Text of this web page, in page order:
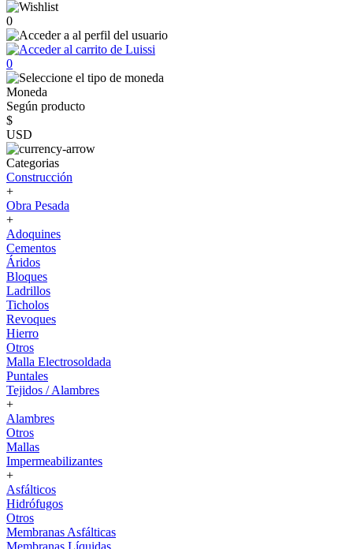
0
0
Moneda
Según producto
$
USD
Categorias
Construcción
+
Obra Pesada
+
Adoquines
Cementos
Áridos
Bloques
Ladrillos
Ticholos
Revoques
Hierro
Otros
Malla Electrosoldada
Puntales
Tejidos / Alambres
+
Alambres
Otros
Mallas
Impermeabilizantes
+
Asfálticos
Hidrófugos
Otros
Membranas Asfálticas
Membranas Líquidas